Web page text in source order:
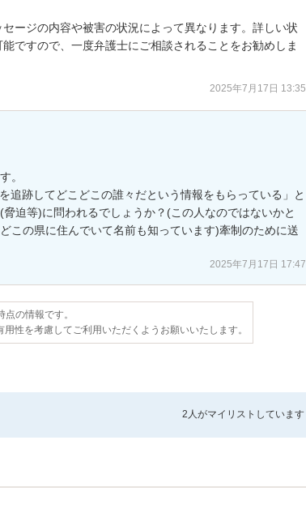
ージの内容や被害の状況によって異なります。詳しい状
ですので、一度弁護士にご相談されることをお勧めしま
2025年7月17日 13:35
。
追跡してどこどこの誰々だという情報をもらっている」と
迫等)に問われるでしょうか？(この人なのではないかと
この県に住んでいて名前も知っています)牽制のために送
2025年7月17日 17:47
の情報です。
性を考慮してご利用いただくようお願いいたします。
2人がマイリストしています